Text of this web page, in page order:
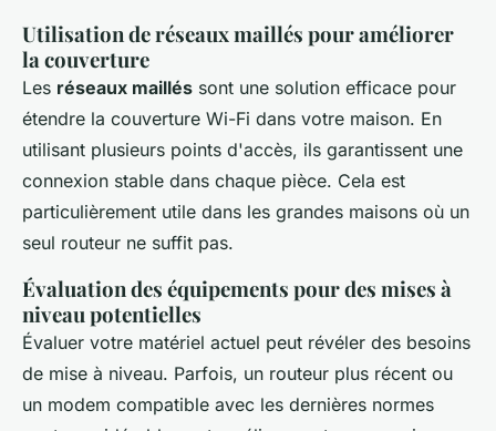
Utilisation de réseaux maillés pour améliorer
la couverture
Les réseaux maillés sont une solution efficace pour
étendre la couverture Wi-Fi dans votre maison. En
utilisant plusieurs points d'accès, ils garantissent une
connexion stable dans chaque pièce. Cela est
particulièrement utile dans les grandes maisons où un
seul routeur ne suffit pas.
Évaluation des équipements pour des mises à
niveau potentielles
Évaluer votre matériel actuel peut révéler des besoins
de mise à niveau. Parfois, un routeur plus récent ou
un modem compatible avec les dernières normes